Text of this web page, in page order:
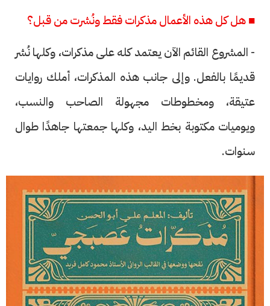
■ هل كل هذه الأعمال مذكرات فقط ونُشرت من قبل؟
- المشروع القائم الآن يعتمد كله على مذكرات، وكلها نُشر
قديمًا بالفعل. وإلى جانب هذه المذكرات، أملك روايات
عتيقة، ومخطوطات مجهولة الصاحب والنسب،
ويوميات مكتوبة بخط اليد، وكلها جمعتها جاهدًا طوال
سنوات.